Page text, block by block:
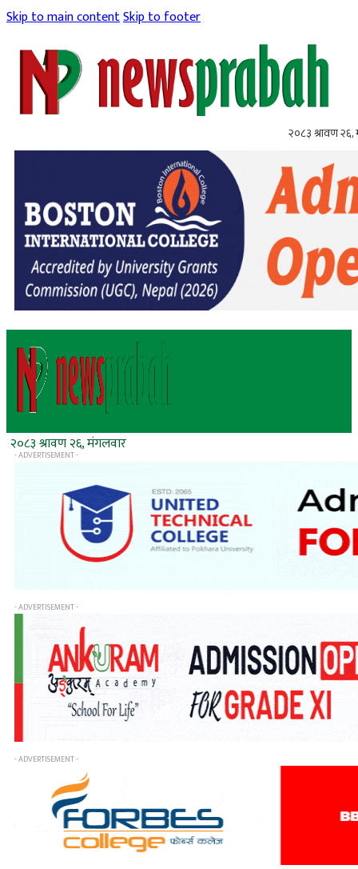
Skip to main contentSkip to footer
२०८३ श्रावण
२०८३ श्रावण २६, मंगलवार
- ADVERTISEMENT -
- ADVERTISEMENT -
- ADVERTISEMENT -